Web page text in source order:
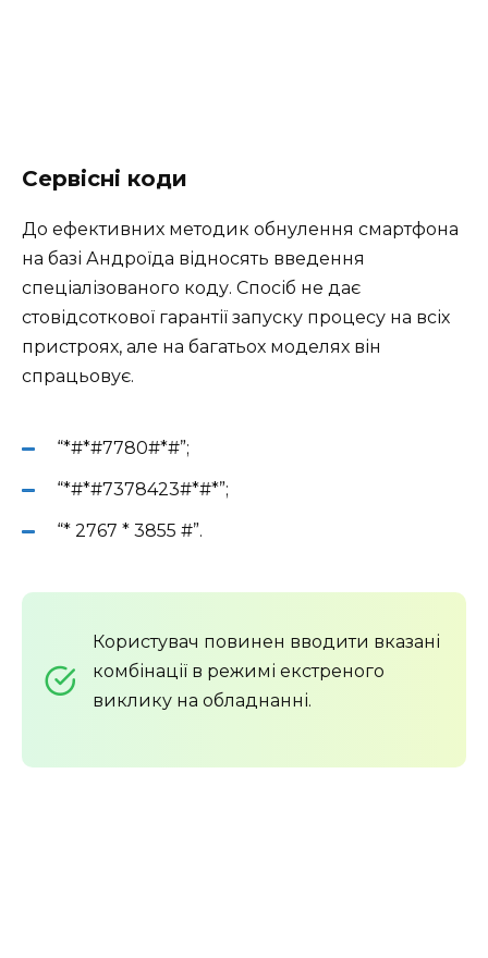
Сервісні коди
До ефективних методик обнулення смартфона
на базі Андроїда відносять введення
спеціалізованого коду. Спосіб не дає
стовідсоткової гарантії запуску процесу на всіх
пристроях, але на багатьох моделях він
спрацьовує.
“*#*#7780#*#”;
“*#*#7378423#*#*”;
“* 2767 * 3855 #”.
Користувач повинен вводити вказані
комбінації в режимі екстреного
виклику на обладнанні.